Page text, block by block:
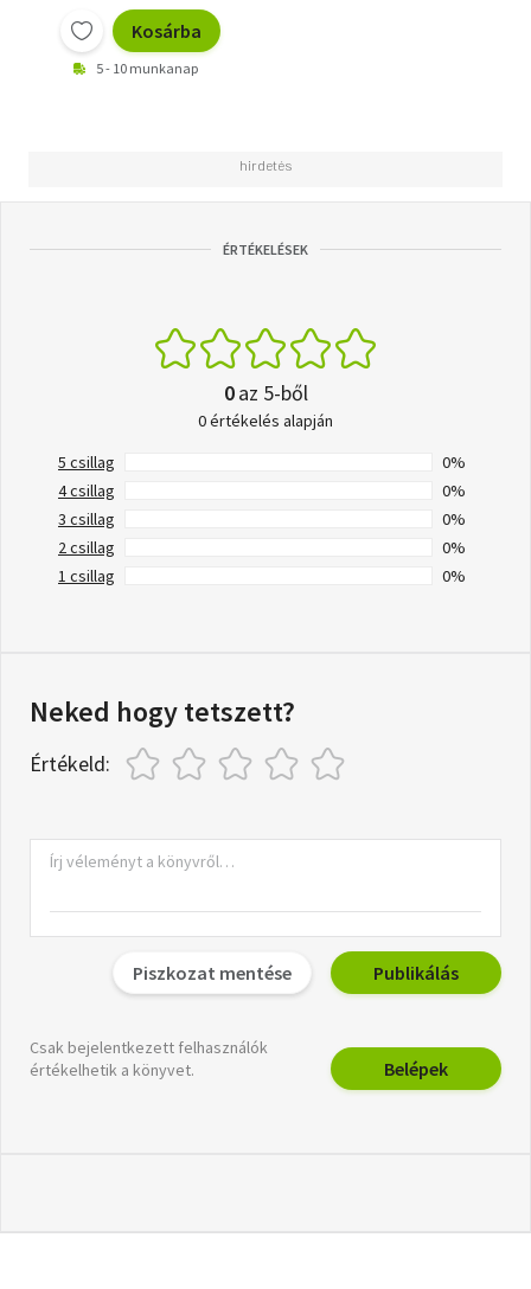
Kosárba
5 - 10 munkanap
ÉRTÉKELÉSEK
0az 5-ből
0 értékelés alapján
5 csillag
0%
4 csillag
0%
3 csillag
0%
2 csillag
0%
1 csillag
0%
Neked hogy tetszett?
Értékeld:
Piszkozat mentése Publikálás
Csak bejelentkezett felhasználók
értékelhetik a könyvet.
Belépek